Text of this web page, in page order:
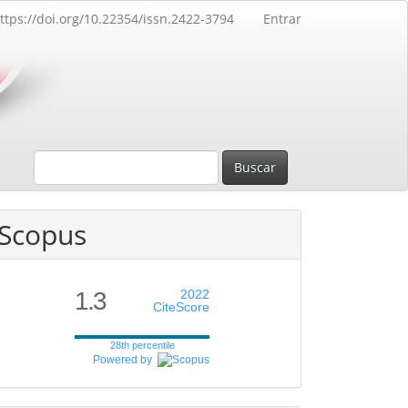
doi.org/10.22354/issn.2422-3794 Entrar
Buscar
1.3
2022
CiteScore
28th percentile
Powered by